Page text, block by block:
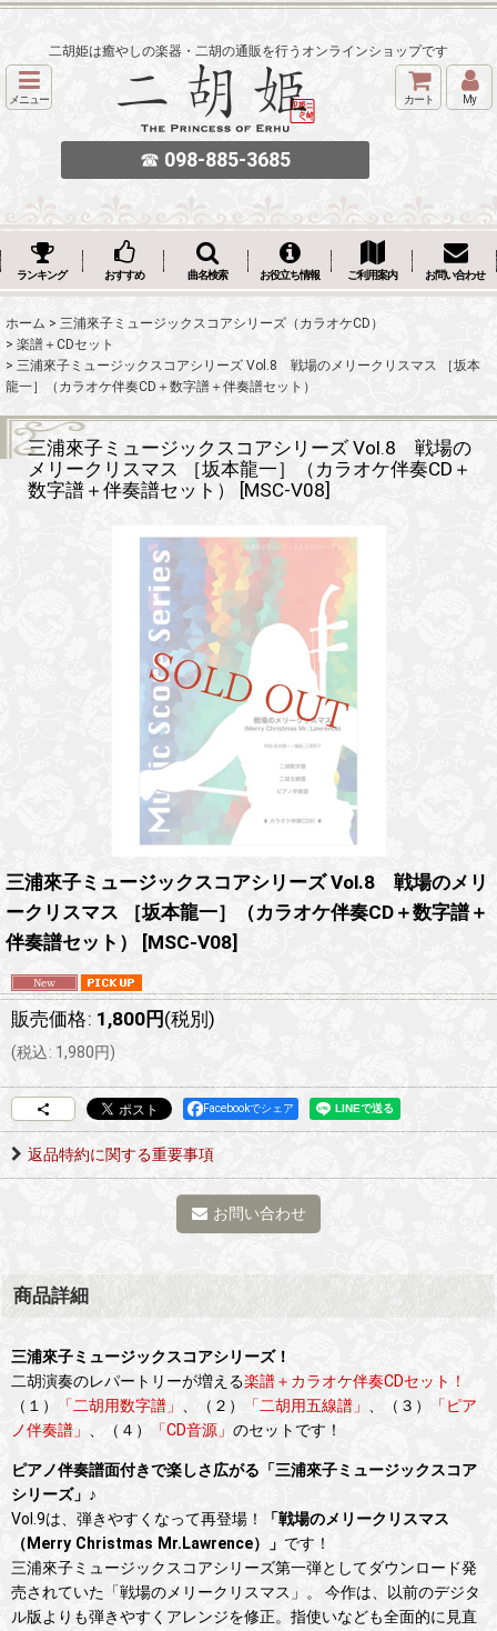
二胡姫は癒やしの楽器・二胡の通販を行うオンラインショップです
メニュー
☎ 098-885-3685
カート My
ランキング おすすめ 曲名検索 お役立ち情報 ご利用案内 お問い合わせ
ホーム > 三浦來子ミュージックスコアシリーズ（カラオケCD）
> 楽譜＋CDセット
> 三浦來子ミュージックスコアシリーズ Vol.8 戦場のメリークリスマス ［坂本
龍一］（カラオケ伴奏CD＋数字譜＋伴奏譜セット）
三浦來子ミュージックスコアシリーズ Vol.8 戦場の
メリークリスマス ［坂本龍一］（カラオケ伴奏CD＋
数字譜＋伴奏譜セット）
[MSC-V08]
三浦來子ミュージックスコアシリーズ Vol.8 戦場のメリ
ークリスマス ［坂本龍一］（カラオケ伴奏CD＋数字譜＋
伴奏譜セット）
[MSC-V08]
販売価格: 1,800円 (税別)
(税込: 1,980円)
Facebookでシェア
返品特約に関する重要事項
お問い合わせ
商品詳細
三浦來子ミュージックスコアシリーズ！
二胡演奏のレパートリーが増える楽譜＋カラオケ伴奏CDセット！
（１）
「二胡用数字譜」 、（２） 「二胡用五線譜」 、（３）
「ピア
ノ伴奏譜」
、（４） 「CD音源」 のセットです！
ピアノ伴奏譜面付きで楽しさ広がる「三浦來子ミュージックスコア
シリーズ」♪
Vol.9は、弾きやすくなって再登場！
「戦場のメリークリスマス
（Merry Christmas Mr.Lawrence）」 です！
三浦來子ミュージックスコアシリーズ第一弾としてダウンロード発
売されていた「戦場のメリークリスマス」。 今作は、以前のデジタ
ル版よりも弾きやすくアレンジを修正。指使いなども全面的に見直